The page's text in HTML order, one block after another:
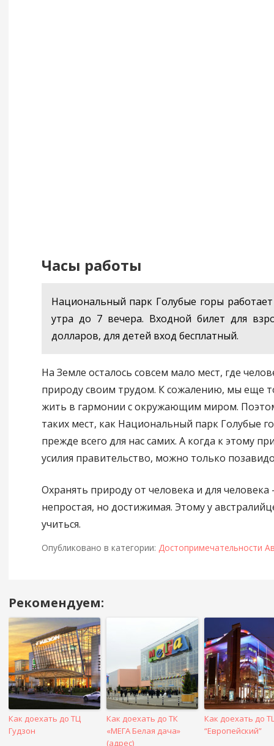
Часы работы
Национальный парк Голубые горы
утра до 7 вечера. Входной билет для
долларов, для детей вход бесплатный.
На Земле осталось совсем мало мест, где
природу своим трудом. К сожалению, мы еще
жить в гармонии с окружающим миром.
таких мест, как Национальный парк Голубые
прежде всего для нас самих. А когда к этому
усилия правительство, можно только
Охранять природу от человека и для человека
непростая, но достижимая. Этому у
учиться.
Опубликовано в категории: Достопримечательности
Навигация
в
посте
Рекомендуем:
Как доехать до ТЦ
Гудзон
Как доехать до ТК
«МЕГА Белая дача»
(адрес)
Как доехать до
“Европейский”